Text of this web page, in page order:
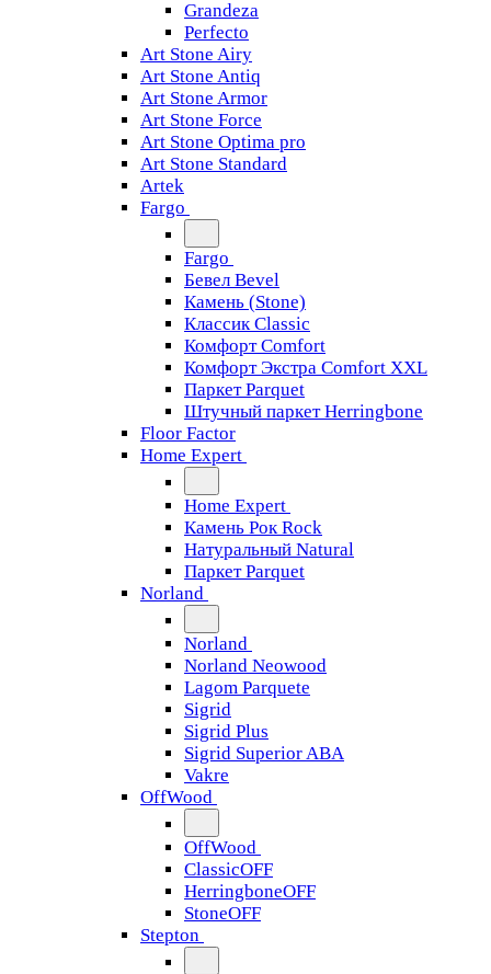
Grandeza
Perfecto
Art Stone Airy
Art Stone Antiq
Art Stone Armor
Art Stone Force
Art Stone Optima pro
Art Stone Standard
Artek
Fargo
Fargo
Бевел Bevel
Камень (Stone)
Классик Classic
Комфорт Comfort
Комфорт Экстра Comfort XXL
Паркет Parquet
Штучный паркет Herringbone
Floor Factor
Home Expert
Home Expert
Камень Рок Rock
Натуральный Natural
Паркет Parquet
Norland
Norland
Norland Neowood
Lagom Parquete
Sigrid
Sigrid Plus
Sigrid Superior ABA
Vakre
OffWood
OffWood
ClassicOFF
HerringboneOFF
StoneOFF
Stepton